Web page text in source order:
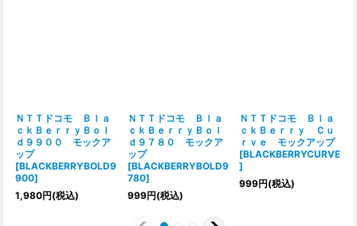
ＮＴＴドコモ Ｂｌａ
ｃｋＢｅｒｒｙＢｏｌ
ｄ９９００ モックア
ップ
[BLACKBERRYBOLD9
900]
1,980円(税込)
ＮＴＴドコモ Ｂｌａ
ｃｋＢｅｒｒｙＢｏｌ
ｄ９７８０ モックア
ップ
[BLACKBERRYBOLD9
780]
999円(税込)
ＮＴＴドコモ Ｂｌａ
ｃｋＢｅｒｒｙ Ｃｕ
ｒｖｅ モックアップ
[BLACKBERRYCURVE
]
999円(税込)